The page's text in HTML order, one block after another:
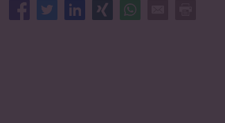
Facebook
Twitter LinkedInXING